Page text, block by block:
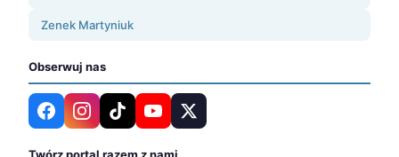
Zenek Martyniuk
Obserwuj nas
Twórz portal razem z nami